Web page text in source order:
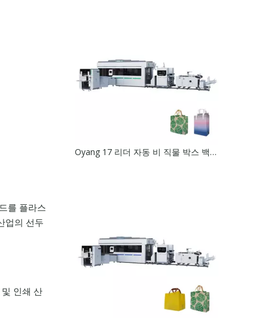
를 플라스
업의 선두
인쇄 산
Oyang 17 리더 자동 비 직물 박스 백 제조 기계가있는 온라인 핸들